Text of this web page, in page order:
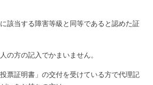
該当する障害等級と同等であると認めた証
方の記入でかまいません。
票証明書」の交付を受けている方で代理記